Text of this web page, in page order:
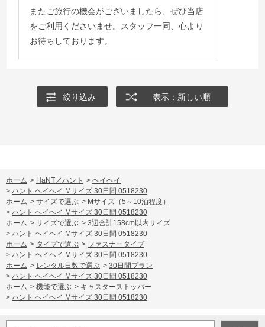
またご旅行の機会がございましたら、ぜひ当店
をご利用くださいませ。スタッフ一同、心より
お待ちしております。
絞り込み 表示：新しい順
ホーム > HaNT／ハント > ヘイヘイ
> ハント ヘイヘイ Mサイズ 30日間 0518230
ホーム > サイズで選ぶ > Mサイズ（5～10泊程度）
> ハント ヘイヘイ Mサイズ 30日間 0518230
ホーム > サイズで選ぶ > 3辺合計158cm以内サイズ
> ハント ヘイヘイ Mサイズ 30日間 0518230
ホーム > タイプで選ぶ > ファスナータイプ
> ハント ヘイヘイ Mサイズ 30日間 0518230
ホーム > レンタル日数で選ぶ > 30日間プラン
> ハント ヘイヘイ Mサイズ 30日間 0518230
ホーム > 機能で選ぶ > キャスターストッパー
> ハント ヘイヘイ Mサイズ 30日間 0518230